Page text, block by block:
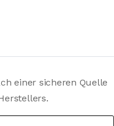
einer sicheren Quelle